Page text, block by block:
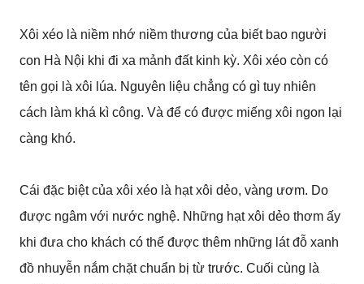
Xôi xéo là niềm nhớ niềm thương của biết bao người
con Hà Nội khi đi xa mảnh đất kinh kỳ. Xôi xéo còn có
tên gọi là xôi lúa. Nguyên liệu chẳng có gì tuy nhiên
cách làm khá kì công. Và để có được miếng xôi ngon lại
càng khó.
Cái đặc biệt của xôi xéo là hạt xôi dẻo, vàng ươm. Do
được ngâm với nước nghệ. Những hạt xôi dẻo thơm ấy
khi đưa cho khách có thể được thêm những lát đỗ xanh
đồ nhuyễn nắm chặt chuẩn bị từ trước. Cuối cùng là